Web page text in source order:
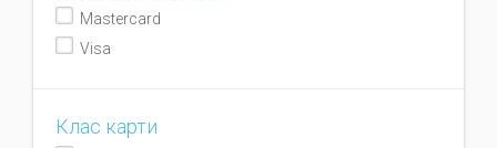
Mastercard
Visa
Клас карти